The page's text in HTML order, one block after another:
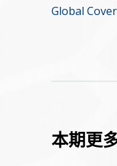
Global
本期更